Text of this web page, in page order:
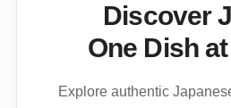
Discover
One Dish
Explore authentic